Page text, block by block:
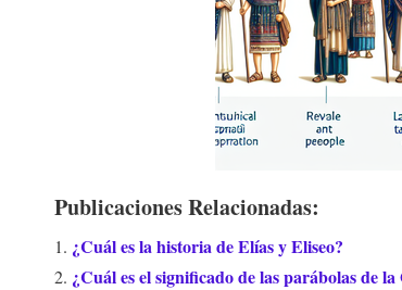
Publicaciones Relacionadas:
¿Cuál es la historia de Elías y Eliseo?
¿Cuál es el significado de las parábolas de